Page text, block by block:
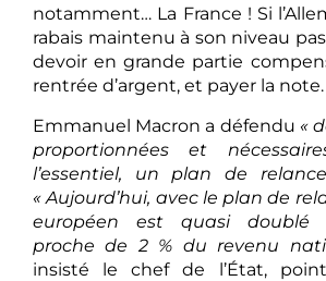
notamment… La France ! Si
rabais maintenu à son niveau
devoir en grande partie
rentrée d’argent, et payer la note.
​Emmanuel Macron a défendu «
proportionnées et
l’essentiel, un plan de
« Aujourd’hui, avec le plan de
européen est quasi doublé
proche de 2 % du revenu
insisté le chef de l’État,